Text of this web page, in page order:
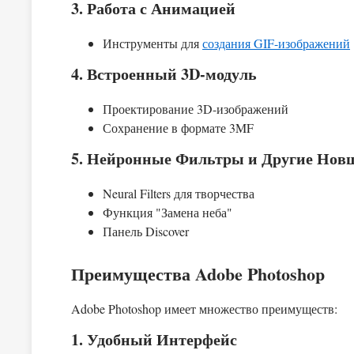
3. Работа с Анимацией
Инструменты длясоздания GIF-изображений
4. Встроенный 3D-модуль
Проектирование 3D-изображений
Сохранение в формате 3MF
5. Нейронные Фильтры и Другие
Neural Filters для творчества
Функция "Замена неба"
Панель Discover
Преимущества Adobe Photoshop
Adobe Photoshop имеет множество преимуществ:
1. Удобный Интерфейс